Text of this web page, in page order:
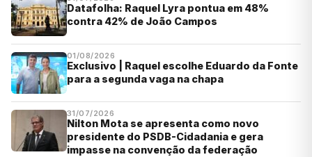
Datafolha: Raquel Lyra pontua em 48%
contra 42% de João Campos
01/08/2026
Exclusivo | Raquel escolhe Eduardo da Fonte
para a segunda vaga na chapa
31/07/2026
Nilton Mota se apresenta como novo
presidente do PSDB-Cidadania e gera
impasse na convenção da federação